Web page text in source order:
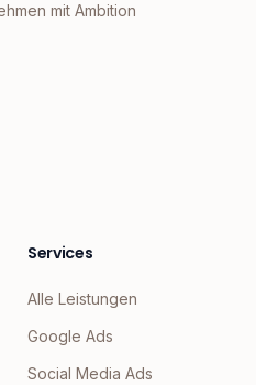
mit Ambition
Services
Alle Leistungen
Google Ads
Social Media Ads